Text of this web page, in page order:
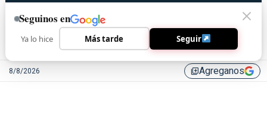
8/8/2026 library_addAgreganos
Seguinos en
Ya lo hice Más tarde Seguir